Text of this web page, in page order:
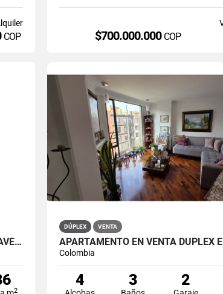
COP $700.000.000 COP
SE ARRIENDA APARTAMENTO EN PRIMAVERA 6-39 ET 2 PISO 3 PARS ESTRENAR
2
DÚPLEX VENTA
Colombia
4 3 2